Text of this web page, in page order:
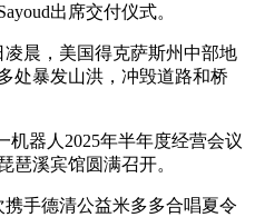
出席交付仪式。
晨，美国得克萨斯州中部地
处暴发山洪，冲毁道路和桥
器人2025年半年度经营会议
琶溪宾馆圆满召开。
手德清公益米多多合唱夏令